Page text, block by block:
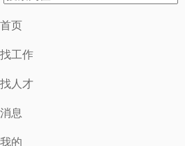
首页
找工作
找人才
消息
我的